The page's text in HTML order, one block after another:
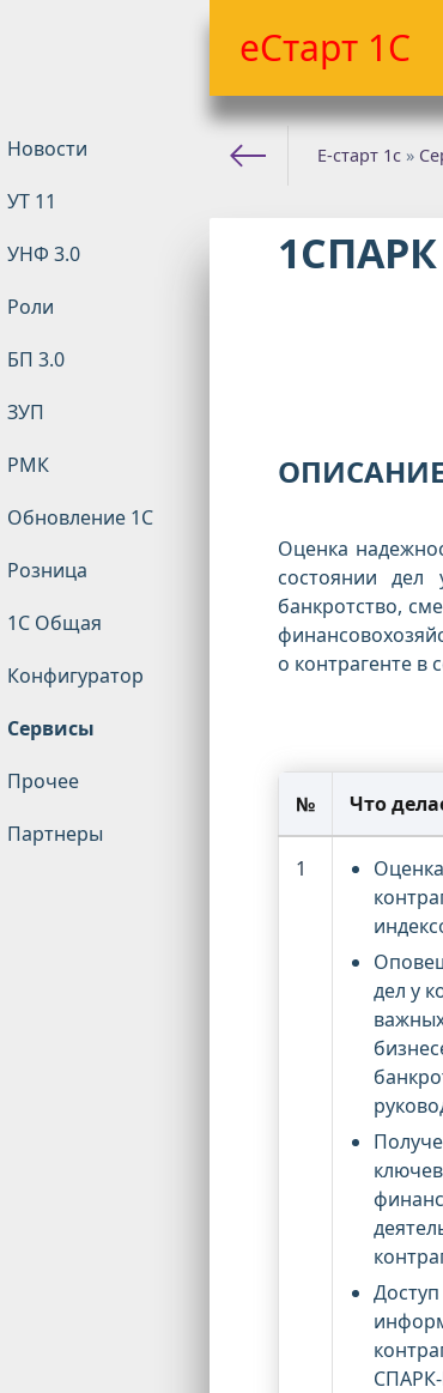
еСтарт 1С
Новости
УТ 11
УНФ 3.0
Роли
БП 3.0
ЗУП
РМК
Обновление 1С
Розница
1С Общая
Конфигуратор
Сервисы
Прочее
Партнеры
Е-старт 1с »
Оценка
состоянии дел
банкротство,
о контрагенте в
№ Что
1
дел у